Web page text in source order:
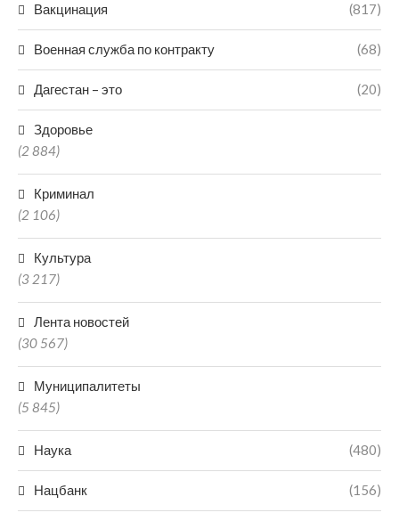
Вакцинация (817)
Военная служба по контракту (68)
Дагестан – это (20)
Здоровье
(2 884)
Криминал
(2 106)
Культура
(3 217)
Лента новостей
(30 567)
Муниципалитеты
(5 845)
Наука (480)
Нацбанк (156)